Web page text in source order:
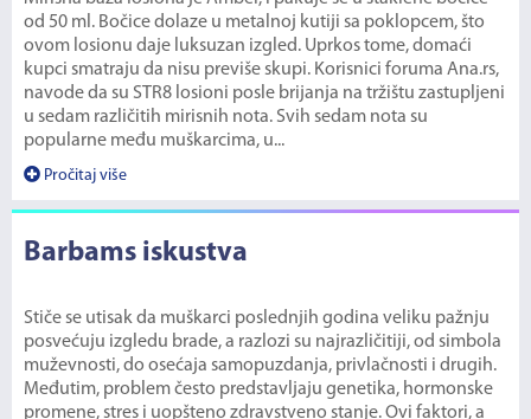
od 50 ml. Bočice dolaze u metalnoj kutiji sa poklopcem, što
ovom losionu daje luksuzan izgled. Uprkos tome, domaći
kupci smatraju da nisu previše skupi. Korisnici foruma Ana.rs,
navode da su STR8 losioni posle brijanja na tržištu zastupljeni
u sedam različitih mirisnih nota. Svih sedam nota su
popularne među muškarcima, u...
Pročitaj više
Barbams iskustva
Stiče se utisak da muškarci poslednjih godina veliku pažnju
posvećuju izgledu brade, a razlozi su najrazličitiji, od simbola
muževnosti, do osećaja samopuzdanja, privlačnosti i drugih.
Međutim, problem često predstavljaju genetika, hormonske
promene, stres i uopšteno zdravstveno stanje. Ovi faktori, a